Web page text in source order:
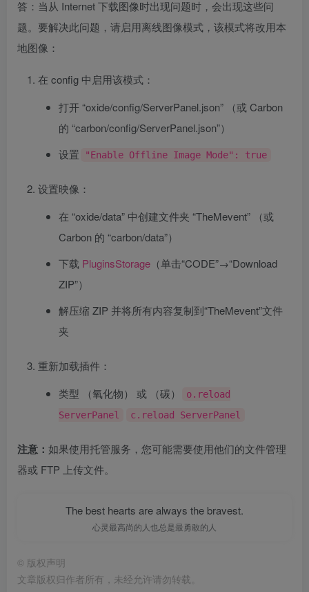
答：当从 Internet 下载图像时出现问题时，会出现这些问
题。要解决此问题，请启用离线图像模式，该模式将改用本
地图像：
在 config 中启用该模式：
打开 “oxide/config/ServerPanel.json” （或 Carbon
的 “carbon/config/ServerPanel.json”）
设置
"Enable Offline Image Mode": true
设置映像：
在 “oxide/data” 中创建文件夹 “TheMevent” （或
Carbon 的 “carbon/data”）
下载 PluginsStorage （单击“CODE”→“Download
ZIP”）
解压缩 ZIP 并将所有内容复制到“TheMevent”文件
夹
重新加载插件：
类型 （氧化物） 或 （碳）
o.reload
ServerPanel
c.reload ServerPanel
注意： 如果使用托管服务，您可能需要使用他们的文件管理
器或 FTP 上传文件。
The best hearts are always the bravest.
心灵最高尚的人也总是最勇敢的人
© 版权声明
文章版权归作者所有，未经允许请勿转载。